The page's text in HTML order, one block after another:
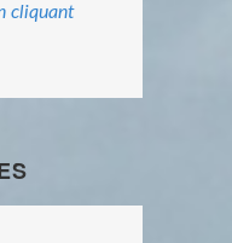
cliquant